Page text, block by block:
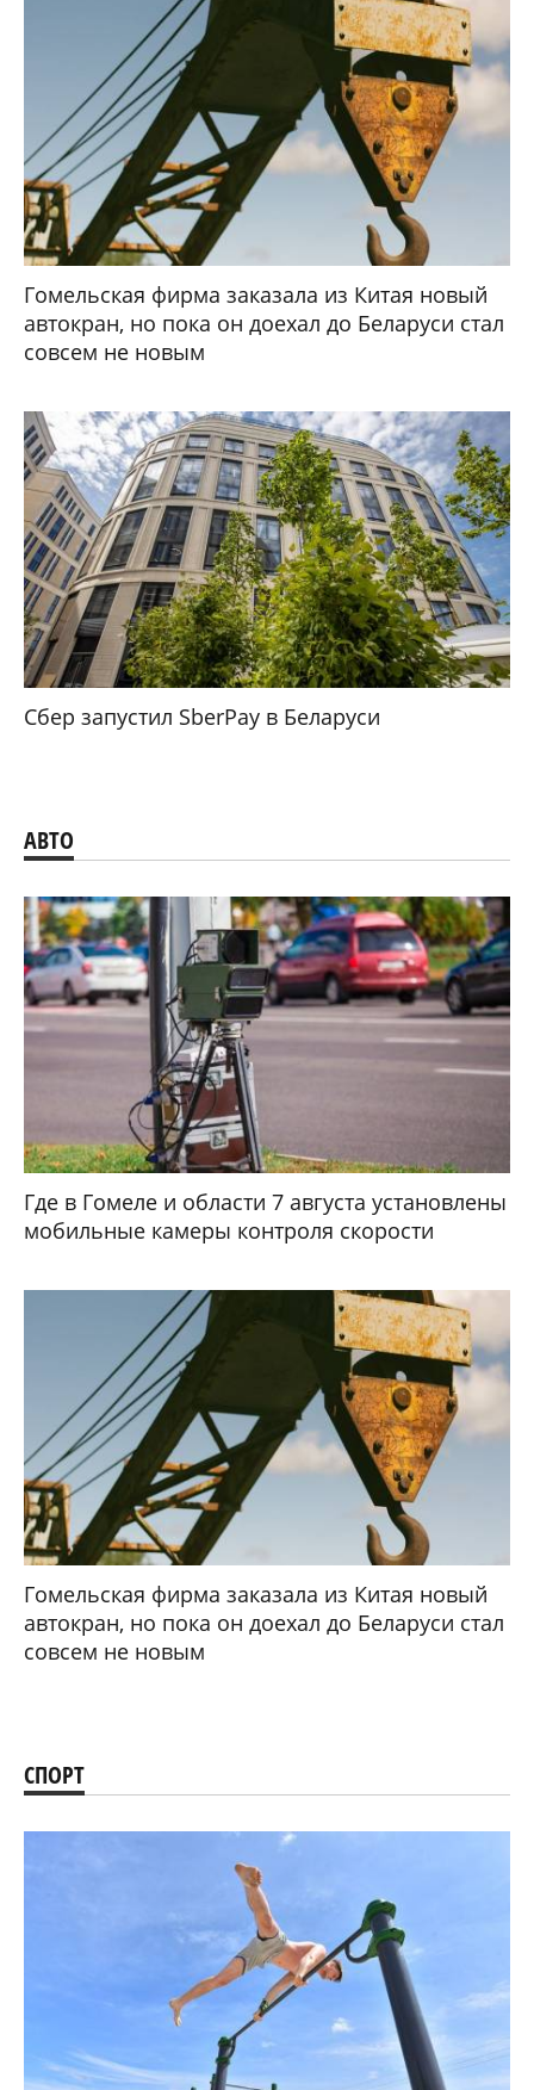
Гомельская фирма заказала из Китая новый
автокран, но пока он доехал до Беларуси стал
совсем не новым
Сбер запустил SberPay в Беларуси
АВТО
Где в Гомеле и области 7 августа установлены
мобильные камеры контроля скорости
Гомельская фирма заказала из Китая новый
автокран, но пока он доехал до Беларуси стал
совсем не новым
СПОРТ